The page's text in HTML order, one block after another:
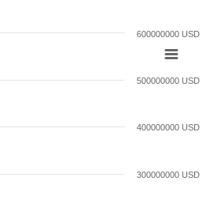
300000000 USD
400000000 USD
500000000 USD
600000000 USD